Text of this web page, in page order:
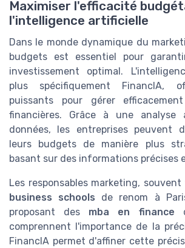
Maximiser l'efficacité
l'intelligence artificielle
Dans le monde dynamique du
budgets est essentiel pour
investissement optimal.
plus spécifiquement FinancIA,
puissants pour gérer
financières. Grâce à une analyse
données, les entreprises peuvent
leurs budgets de manière plus
basant sur des informations précises
Les responsables marketing,
business schools de renom à
proposant des mba en finance
comprennent l'importance de la
FinancIA permet d'affiner cette